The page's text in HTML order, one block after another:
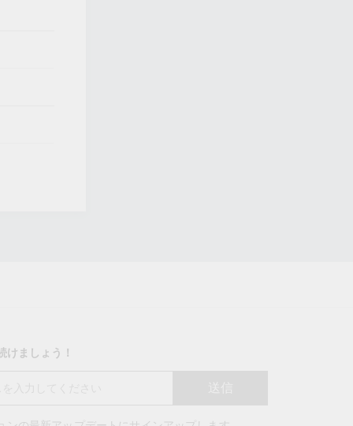
けましょう！